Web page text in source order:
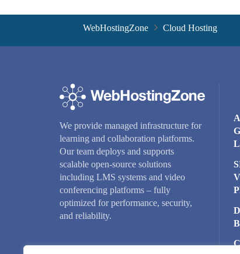
WebHostingZone Cloud Hosting
We provide managed infrastructure for
learning and collaboration platforms.
Our team deploys and supports
scalable open-source solutions
including LMS systems and video
conferencing platforms – fully
optimized for performance, security,
and reliability.